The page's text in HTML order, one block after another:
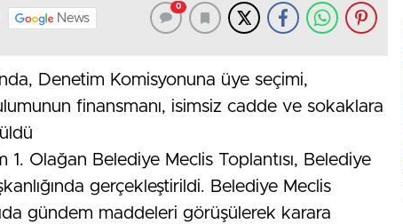
News
0
Denetim Komisyonuna üye seçimi,
finansmanı, isimsiz cadde ve sokaklara
Olağan Belediye Meclis Toplantısı, Belediye
gerçekleştirildi. Belediye Meclis
gündem maddeleri görüşülerek karara